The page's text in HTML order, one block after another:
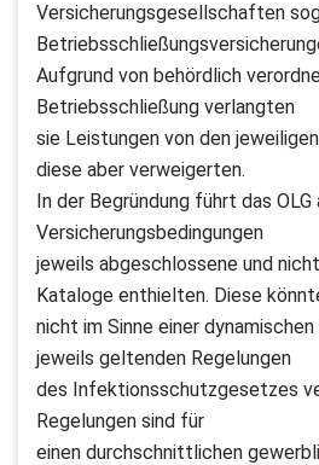
Versicherungsgesellschaften
Aufgrund von behördlich
Betriebsschließung verlangten
sie Leistungen von den
diese aber verweigerten.
In der Begründung führt das OLG
Versicherungsbedingungen
jeweils abgeschlossene und
Kataloge enthielten. Diese
nicht im Sinne einer
jeweils geltenden Regelungen
des Infektionsschutzgesetzes
Regelungen sind für
einen durchschnittlichen